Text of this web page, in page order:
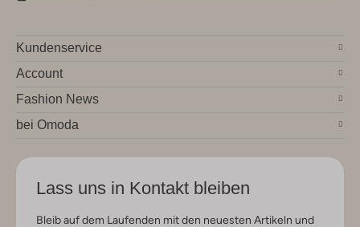
Kundenservice
Account
Fashion News
bei Omoda
Lass uns in Kontakt bleiben
Bleib auf dem Laufenden mit den neuesten Artikeln und